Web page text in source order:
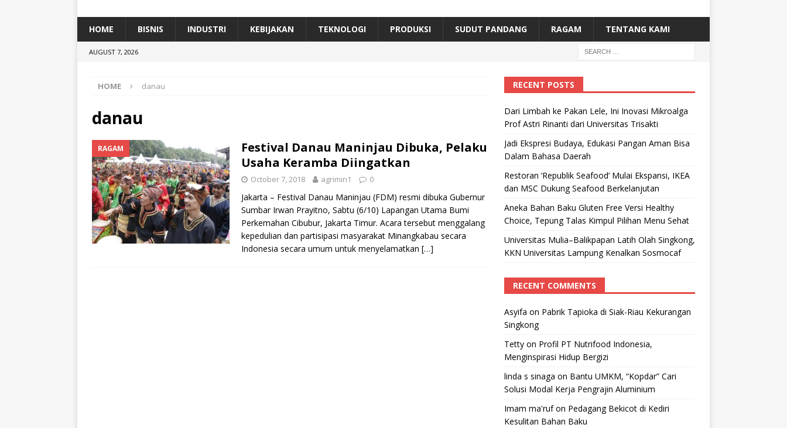
[ July 11, 2026 ] Dari Limbah ke Pakan Lele, Ini Inovasi Mikroalga Prof Astri Rinanti dari Universitas Trisakti
HOME BISNIS INDUSTRI KEBIJAKAN TEKNOLOGI PRODUKSI SUDUT PANDANG RAGAM TENTANG KAMI
AUGUST 7, 2026
HOME danau
danau
RAGAM
Festival Danau Maninjau Dibuka, Pelaku
Usaha Keramba Diingatkan
October 7, 2018 agrimin1 0
Jakarta – Festival Danau Maninjau (FDM) resmi dibuka Gubernur
Sumbar Irwan Prayitno, Sabtu (6/10) Lapangan Utama Bumi
Perkemahan Cibubur, Jakarta Timur. Acara tersebut menggalang
kepedulian dan partisipasi masyarakat Minangkabau secara
Indonesia secara umum untuk menyelamatkan […]
RECENT POSTS
Dari Limbah ke Pakan Lele, Ini Inovasi Mikroalga
Prof Astri Rinanti dari Universitas Trisakti
Jadi Ekspresi Budaya, Edukasi Pangan Aman Bisa
Dalam Bahasa Daerah
Restoran ‘Republik Seafood’ Mulai Ekspansi, IKEA
dan MSC Dukung Seafood Berkelanjutan
Aneka Bahan Baku Gluten Free Versi Healthy
Choice, Tepung Talas Kimpul Pilihan Menu Sehat
Universitas Mulia–Balikpapan Latih Olah Singkong,
KKN Universitas Lampung Kenalkan Sosmocaf
RECENT COMMENTS
Asyifa on Pabrik Tapioka di Siak-Riau Kekurangan
Singkong
Tettyon Profil PT Nutrifood Indonesia,
Menginspirasi Hidup Bergizi
linda s sinaga on Bantu UMKM, “Kopdar” Cari
Solusi Modal Kerja Pengrajin Aluminium
Imam ma'rufon Pedagang Bekicot di Kediri
Kesulitan Bahan Baku